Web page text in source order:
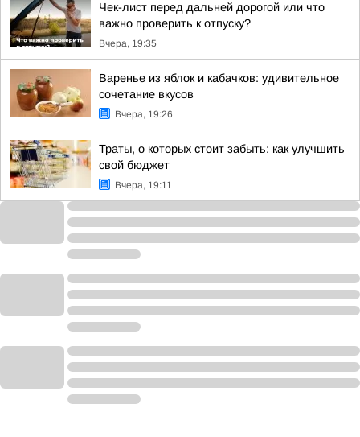
Чек-лист перед дальней дорогой или что
важно проверить к отпуску?
Вчера, 19:35
Варенье из яблок и кабачков: удивительное
сочетание вкусов
Вчера, 19:26
Траты, о которых стоит забыть: как улучшить
свой бюджет
Вчера, 19:11